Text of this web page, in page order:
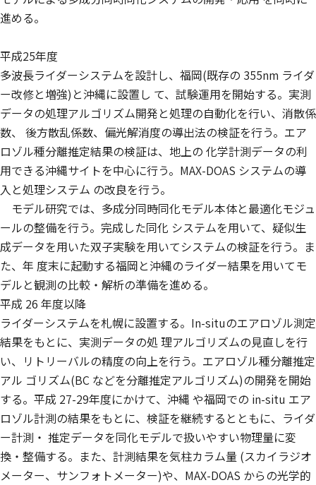
進める。
平成25年度
多波長ライダーシステムを設計し、福岡(既存の 355nm ライダ
ー改修と増強)と沖縄に設置し て、試験運用を開始する。実測
データの処理アルゴリズム開発と処理の自動化を行い、消散係
数、 後方散乱係数、偏光解消度の導出法の検証を行う。エア
ロゾル種分離推定結果の検証は、地上の 化学計測データの利
用できる沖縄サイトを中心に行う。MAX-DOAS システムの導
入と処理システム の改良を行う。
モデル研究では、多成分同時同化モデル本体と最適化モジュ
ールの整備を行う。完成した同化 システムを用いて、疑似生
成データを用いた双子実験を用いてシステムの検証を行う。ま
た、年 度末に起動する福岡と沖縄のライダー結果を用いてモ
デルと観測の比較・解析の準備を進める。
平成 26 年度以降
ライダーシステムを札幌に設置する。In-situのエアロゾル測定
結果をもとに、実測データの処 理アルゴリズムの見直しを行
い、リトリーバルの精度の向上を行う。エアロゾル種分離推定
アル ゴリズム(BC などを分離推定アルゴリズム)の開発を開始
する。平成 27-29年度にかけて、沖縄 や福岡での in-situ エア
ロゾル計測の結果をもとに、検証を継続するとともに、ライダ
ー計測・ 推定データを同化モデルで扱いやすい物理量に変
換・整備する。また、計測結果を気柱カラム量 (スカイラジオ
メーター、サンフォトメーター)や、MAX-DOAS からの光学的